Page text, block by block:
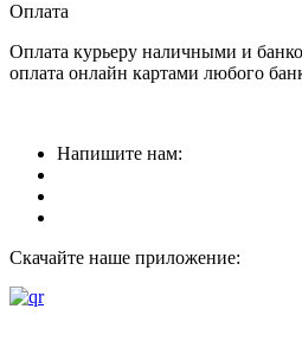
Оплата
Оплата курьеру наличными и
оплата онлайн картами любого
Напишите нам:
Скачайте наше приложение: